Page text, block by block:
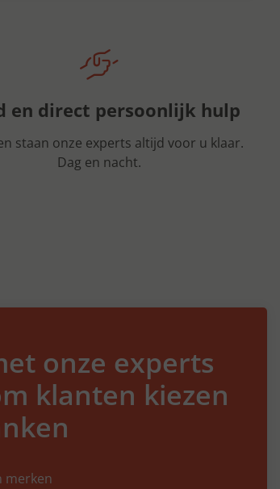
en direct persoonlijk hulp
staan onze experts altijd voor u klaar.
Dag en nacht.
onze experts
klanten kiezen
merken